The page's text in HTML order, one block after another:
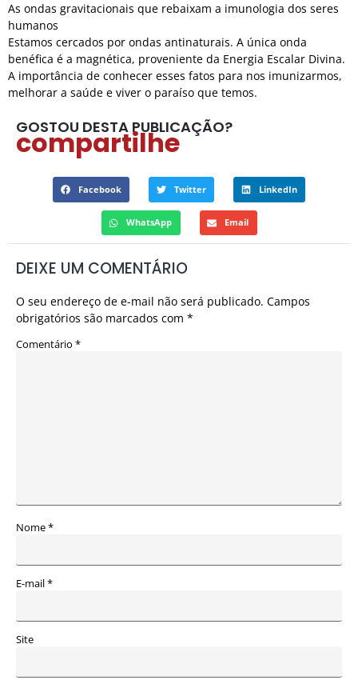
As ondas gravitacionais que rebaixam a imunologia dos seres
humanos
Estamos cercados por ondas antinaturais. A única onda
benéfica é a magnética, proveniente da Energia Escalar Divina.
A importância de conhecer esses fatos para nos imunizarmos,
melhorar a saúde e viver o paraíso que temos.
GOSTOU DESTA PUBLICAÇÃO?
compartilhe
Facebook Twitter LinkedIn
WhatsApp Email
DEIXE UM COMENTÁRIO
O seu endereço de e-mail não será publicado. Campos
obrigatórios são marcados com *
Comentário *
Nome*
E-mail*
Site